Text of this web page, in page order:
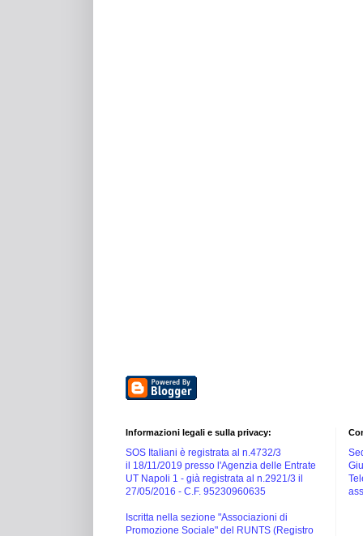
Informazioni legali e sulla privacy:
SOS Italiani è registrata al n.4732/3
il 18/11/2019 presso l'Agenzia delle Entrate
UT Napoli 1 - già registrata al n.2921/3 il
27/05/2016 - C.F. 95230960635
Iscritta nella sezione "Associazioni di
Promozione Sociale" del RUNTS (Registro